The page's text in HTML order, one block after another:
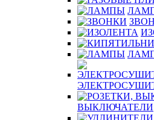
ВЫКЛЮЧАТЕЛИ